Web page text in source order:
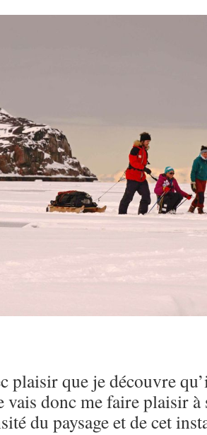
plaisir que je découvre
vais donc me faire plaisir
du paysage et de cet